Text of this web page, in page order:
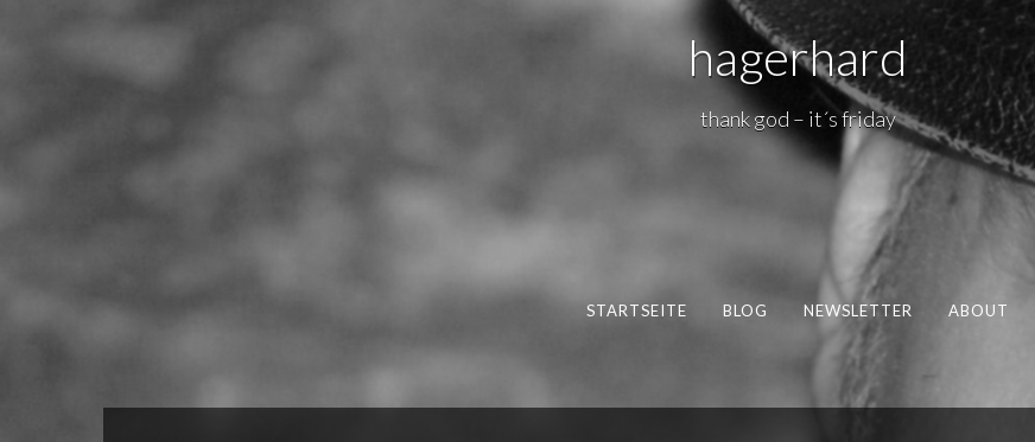
hagerhard
thank god – it´s friday
STARTSEITE BLOG NEWSLETTER ABOUT